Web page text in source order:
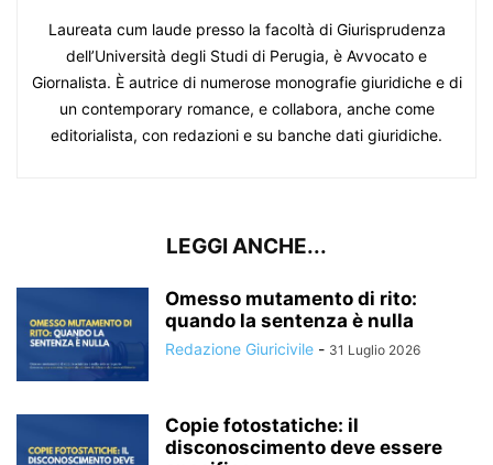
Laureata cum laude presso la facoltà di Giurisprudenza
dell’Università degli Studi di Perugia, è Avvocato e
Giornalista. È autrice di numerose monografie giuridiche e di
un contemporary romance, e collabora, anche come
editorialista, con redazioni e su banche dati giuridiche.
LEGGI ANCHE...
Omesso mutamento di rito:
quando la sentenza è nulla
Redazione Giuricivile - 31 Luglio 2026
Copie fotostatiche: il
disconoscimento deve essere